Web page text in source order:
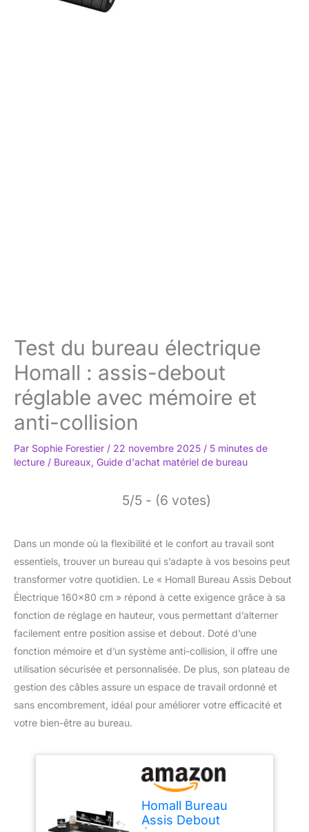
Test du bureau électrique
Homall : assis-debout
réglable avec mémoire et
anti-collision
Par Sophie Forestier / 22 novembre 2025 / 5 minutes de
lecture / Bureaux, Guide d'achat matériel de bureau
5/5 - (6 votes)
Dans un monde où la flexibilité et le confort au travail sont
essentiels, trouver un bureau qui s’adapte à vos besoins peut
transformer votre quotidien. Le « Homall Bureau Assis Debout
Électrique 160×80 cm » répond à cette exigence grâce à sa
fonction de réglage en hauteur, vous permettant d’alterner
facilement entre position assise et debout. Doté d’une
fonction mémoire et d’un système anti-collision, il offre une
utilisation sécurisée et personnalisée. De plus, son plateau de
gestion des câbles assure un espace de travail ordonné et
sans encombrement, idéal pour améliorer votre efficacité et
votre bien-être au bureau.
Homall Bureau
Assis Debout